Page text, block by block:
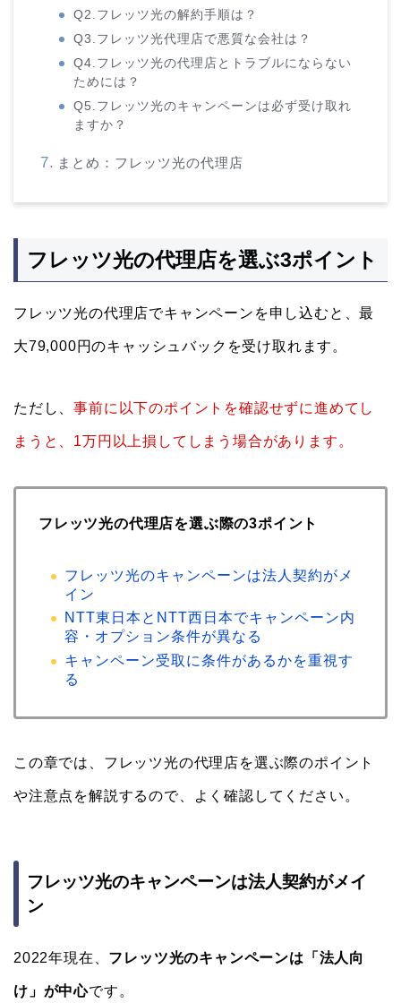
Q2.フレッツ光の解約手順は？
Q3.フレッツ光代理店で悪質な会社は？
Q4.フレッツ光の代理店とトラブルにならない
ためには？
Q5.フレッツ光のキャンペーンは必ず受け取れ
ますか？
まとめ：フレッツ光の代理店
フレッツ光の代理店を選ぶ3ポイント
フレッツ光の代理店でキャンペーンを申し込むと、最
大79,000円のキャッシュバックを受け取れます。
ただし、事前に以下のポイントを確認せずに進めてし
まうと、1万円以上損してしまう場合があります。
フレッツ光の代理店を選ぶ際の3ポイント
フレッツ光のキャンペーンは法人契約がメ
イン
NTT東日本とNTT西日本でキャンペーン内
容・オプション条件が異なる
キャンペーン受取に条件があるかを重視す
る
この章では、フレッツ光の代理店を選ぶ際のポイント
や注意点を解説するので、よく確認してください。
フレッツ光のキャンペーンは法人契約がメイ
ン
2022年現在、 フレッツ光のキャンペーンは「法人向
け」が中心です。